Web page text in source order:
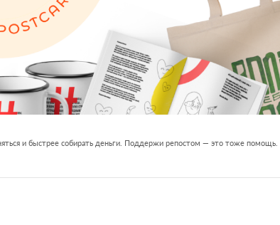
и быстрее собирать деньги. Поддержи репостом — это тоже помощь.